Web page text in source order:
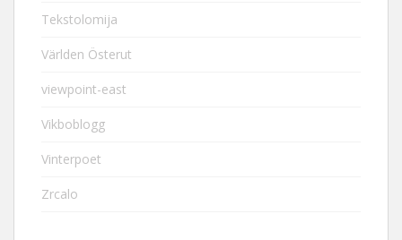
Tekstolomija
Världen Österut
viewpoint-east
Vikboblogg
Vinterpoet
Zrcalo